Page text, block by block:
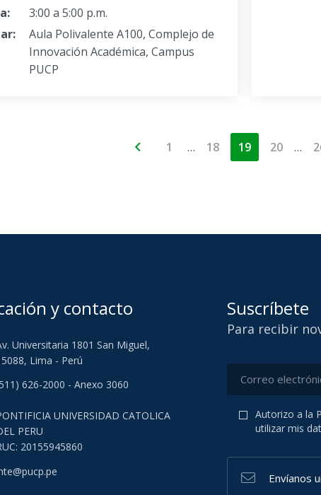
3:00 a 5:00 p.m.
Aula Polivalente A100, Complejo de
Innovación Académica, Campus
PUCP
1 … 18 19 20 …
y contacto
Universitaria 1801 San Miguel,
Lima - Perú
626-2000 - Anexo 3060
UNIVERSIDAD CATOLICA
PERU
20155945860
Suscríbete
Para recibir
Autorizo a la
utilizar mis
Envíanos